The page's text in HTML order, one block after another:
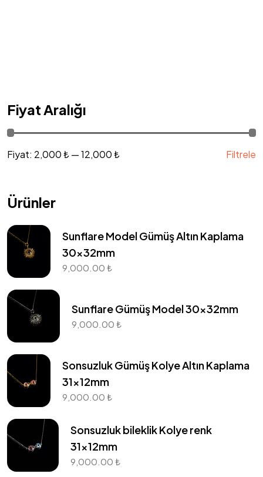
Fiyat Aralığı
Filtrele
Fiyat: 2,000 ₺—12,000 ₺
Ürünler
Sunflare Model Gümüş Altın Kaplama
30x32mm
9,000.00 ₺
Sunflare Gümüş Model 30x32mm
9,000.00 ₺
Sonsuzluk Gümüş Kolye Altın Kaplama
31x12mm
9,000.00 ₺
Sonsuzluk bileklik Kolye renk
31x12mm
9,000.00 ₺
Mesafeli Satış Sözleşmesi
Gizlilik Sözleşmesi
Şartlar & Koşullar